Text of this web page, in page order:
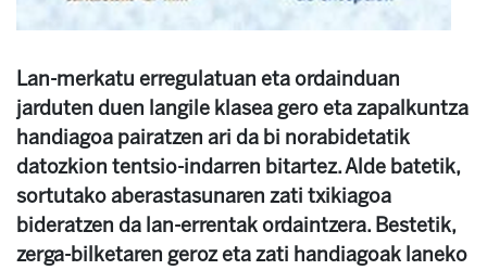
Lan-merkatu erregulatuan eta ordainduan
jarduten duen langile klasea gero eta zapalkuntza
handiagoa pairatzen ari da bi norabidetatik
datozkion tentsio-indarren bitartez. Alde batetik,
sortutako aberastasunaren zati txikiagoa
bideratzen da lan-errentak ordaintzera. Bestetik,
zerga-bilketaren geroz eta zati handiagoak laneko